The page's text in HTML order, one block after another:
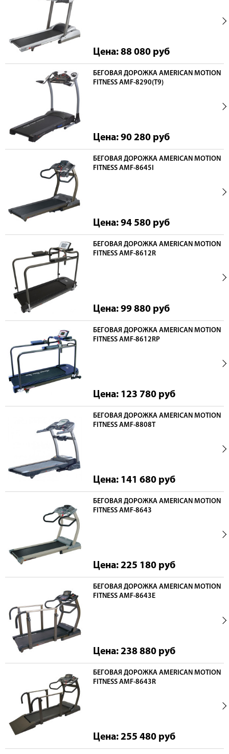
Цена: 88 080 руб
БЕГОВАЯ ДОРОЖКА AMERICAN MOTION
FITNESS AMF-8290(T9)
Цена: 90 280 руб
БЕГОВАЯ ДОРОЖКА AMERICAN MOTION
FITNESS AMF-8645I
Цена: 94 580 руб
БЕГОВАЯ ДОРОЖКА AMERICAN MOTION
FITNESS AMF-8612R
Цена: 99 880 руб
БЕГОВАЯ ДОРОЖКА AMERICAN MOTION
FITNESS AMF-8612RP
Цена: 123 780 руб
БЕГОВАЯ ДОРОЖКА AMERICAN MOTION
FITNESS AMF-8808T
Цена: 141 680 руб
БЕГОВАЯ ДОРОЖКА AMERICAN MOTION
FITNESS AMF-8643
Цена: 225 180 руб
БЕГОВАЯ ДОРОЖКА AMERICAN MOTION
FITNESS AMF-8643E
Цена: 238 880 руб
БЕГОВАЯ ДОРОЖКА AMERICAN MOTION
FITNESS AMF-8643R
Цена: 255 480 руб